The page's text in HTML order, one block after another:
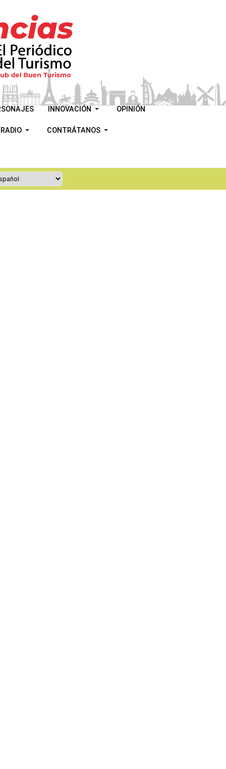
INNOVACIÓN OPINIÓN
CONTRÁTANOS